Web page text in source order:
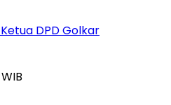
DPD Golkar